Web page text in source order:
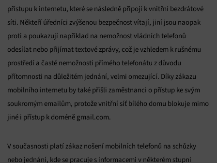
přístupu k internetu, které se následně připojí k vnitřní bezdrátové
síti. Někteří úředníci zvýšenou bezpečnost vítají, jiní jsou naopak
proti a poukazují například na nemožnost vládních telefonů
odesílat nebo přijímat textové zprávy, což je vzhledem k rušnému
prostředí a časté nemožnosti přímého telefonátu z důvodu
přítomnosti na důležitém jednání, velmi omezující. Díky zákazu
mobilního internetu by také přišli zaměstnanci o přístup ke svým
soukromým emailům, protože vnitřní síť bílého domu blokuje mimo
jiné i přístup k doméně gmail.com.
V současnosti platí zákaz nošení mobilních telefonů na schůzky
nebo jednání, kde se pracuje s informacemi v některém stupni